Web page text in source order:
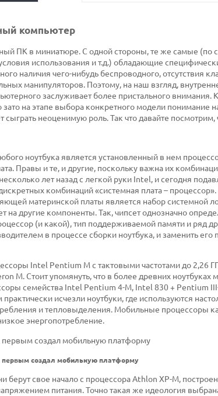
компьютер
ПК в миниатюре. С одной стороны, те же самые (по
использования и т.д.) обладающие
наличия чего-нибудь беспроводного, отсутствия
манипуляторов. Поэтому, на наш взгляд,
заслуживает более пристального внимания.
на этапе выбора конкретного модели понимание
неоценимую роль. Так что давайте посмотрим,
ноутбука является установленный в нем
Правы и те, и другие, поскольку важна их
лет назад с легкой руки Intel, и сегодня
комбинаций «системная плата –
материнской платы является набор системной
на другие компоненты. Так, чипсет однозначно
(и какой), тип поддерживаемой памяти и ряд
в процессе сборки ноутбука, и заменить его
Intel Pentium M с тактовыми частотами до 2,26
M. Стоит упомянуть, что в более древних ноутбуках
семейства Intel Pentium 4-M, Intel 830 + Pentium III-
исчезли ноутбуки, где используются
и тепловыделения. Мобильные процессоры
энергопотребление.
первым создал мобильную платформу
свое начало с процессора Athlon XP-M,
питания. Точно такая же идеология